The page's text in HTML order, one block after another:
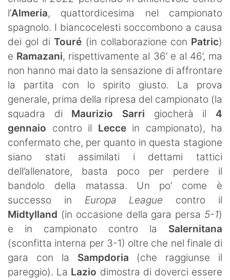
SHOP LAZIO
Contatti
l’Almeria, quattordicesima nel campionato
spagnolo. I biancocelesti soccombono a causa
dei gol diTouré (in collaborazione con Patric)
e Ramazani, rispettivamente al 36’ e al 46’, ma
non hanno mai dato la sensazione di affrontare
la partita con lo spirito giusto. La prova
generale, prima della ripresa del campionato (la
squadra di Maurizio Sarri giocherà il 4
gennaio contro il Leccein campionato), ha
confermato che, per quanto in questa stagione
siano stati assimilati i dettami tattici
dell’allenatore, basta poco per perdere il
bandolo della matassa. Un po’ come è
successo in Europa League contro il
Midtylland (in occasione della gara persa 5-1)
e in campionato contro la Salernitana
(sconfitta interna per 3-1) oltre che nel finale di
gara con la Sampdoria (che raggiunse il
pareggio). La Lazio dimostra di doverci essere